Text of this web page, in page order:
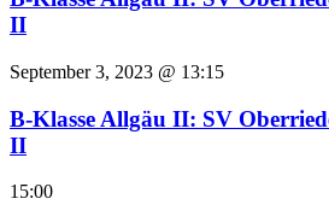
II
September 3, 2023 @ 13:15
B-Klasse Allgäu II: SV
II
15:00